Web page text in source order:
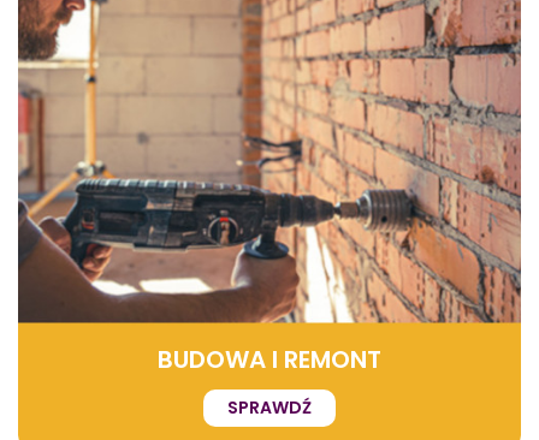
BUDOWA I REMONT
SPRAWDŹ